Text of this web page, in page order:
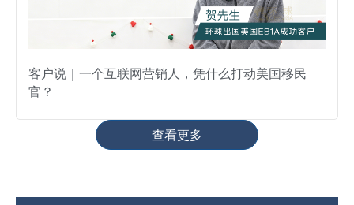
客户说｜一个互联网营销人，凭什么打动美国移民
官？
查看更多